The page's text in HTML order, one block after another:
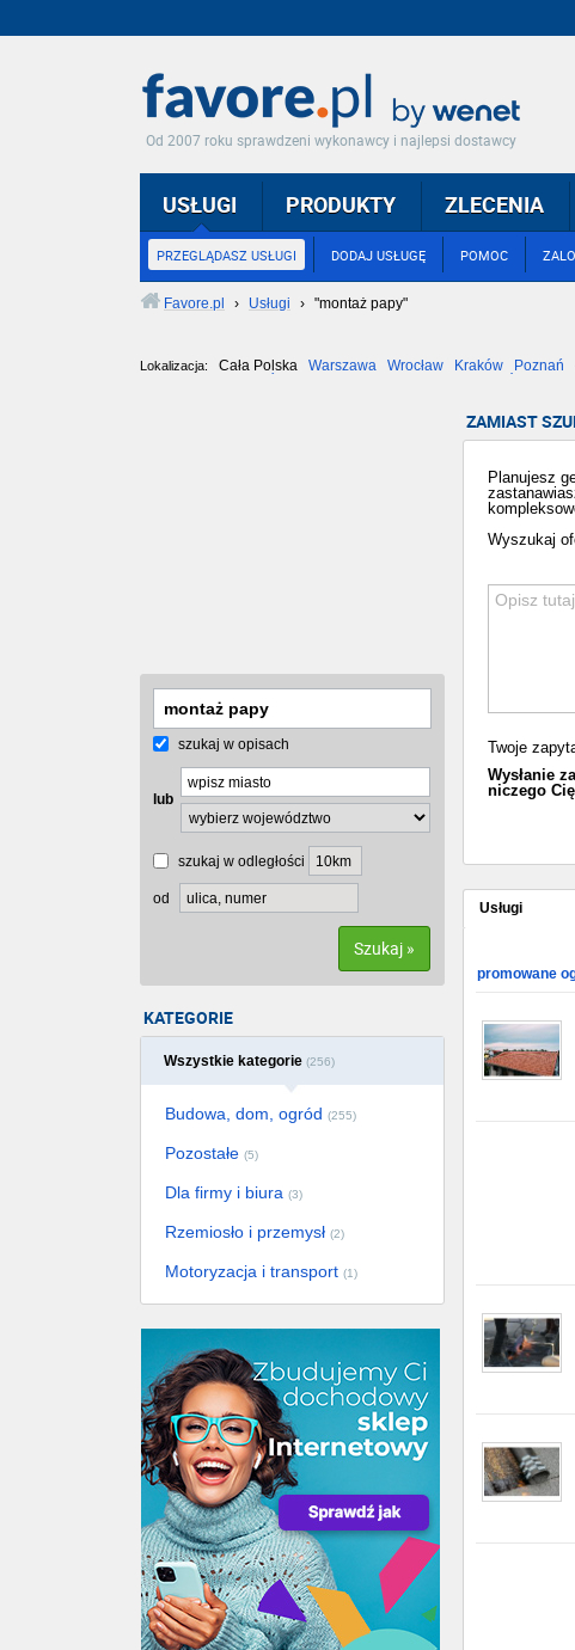
Od 2007 roku sprawdzeni wykonawcy i najlepsi dostawcy
USŁUGI
PRZEGLĄDASZ USŁUGI DODAJ USŁUGĘ POMOC
PRODUKTY ZLECENIA
Favore.pl › Usługi › "montaż papy"
Lokalizacja: Cała Polska Warszawa Wrocław Kraków Poznań
szukaj w opisach
lub
szukaj w odległości
od
Szukaj »
KATEGORIE
Wszystkie kategorie (256)
Budowa, dom, ogród (255)
Pozostałe (5)
Dla firmy i biura (3)
Rzemiosło i przemysł (2)
Motoryzacja i transport (1)
ZAMIAST
Planujesz
Wyszukaj
Twoje
Wysłanie
niczego
Usługi
promowane